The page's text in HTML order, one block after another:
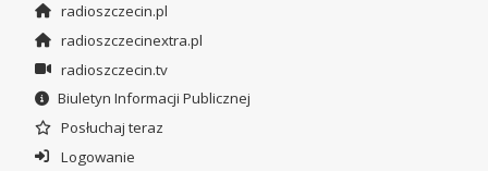
radioszczecin.pl
radioszczecinextra.pl
radioszczecin.tv
Biuletyn Informacji Publicznej
Posłuchaj teraz
Logowanie